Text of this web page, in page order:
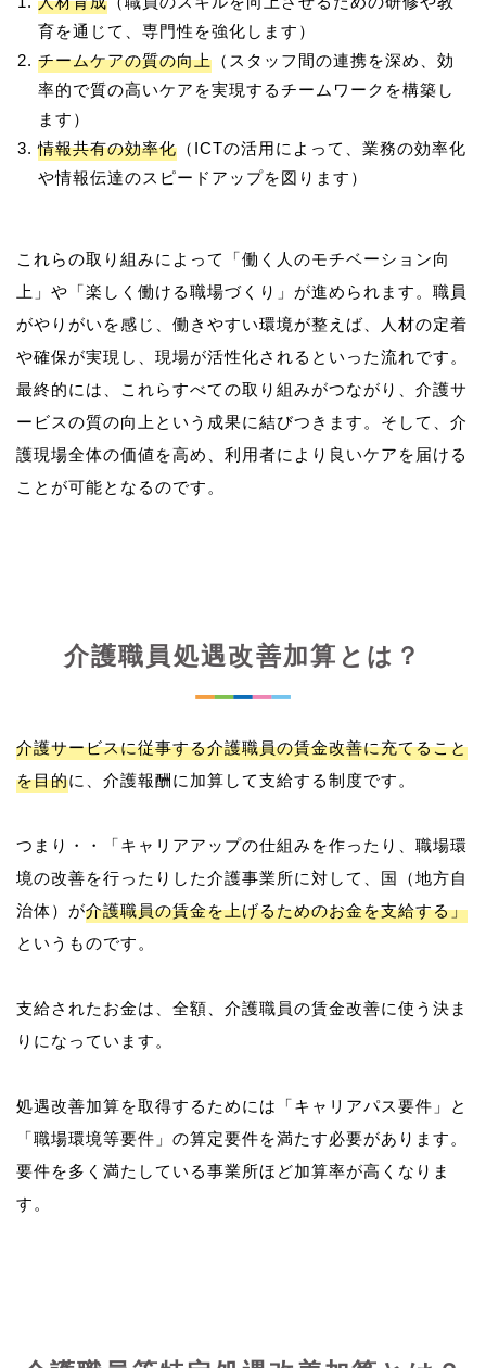
育を通じて、専門性を強化します）
チームケアの質の向上 （スタッフ間の連携を深め、効
率的で質の高いケアを実現するチームワークを構築し
ます）
情報共有の効率化 （ICTの活用によって、業務の効率化
や情報伝達のスピードアップを図ります）
これらの取り組みによって「働く人のモチベーション向
上」や「楽しく働ける職場づくり」が進められます。職員
がやりがいを感じ、働きやすい環境が整えば、人材の定着
や確保が実現し、現場が活性化されるといった流れです。
最終的には、これらすべての取り組みがつながり、介護サ
ービスの質の向上という成果に結びつきます。そして、介
護現場全体の価値を高め、利用者により良いケアを届ける
介護職員処遇改善加算とは？
介護サービスに従事する介護職員の賃金改善に充てること
を目的に、介護報酬に加算して支給する制度です。
つまり・・「キャリアアップの仕組みを作ったり、職場環
境の改善を行ったりした介護事業所に対して、国（地方自
治体）が介護職員の賃金を上げるためのお金を支給する」
というものです。
支給されたお金は、全額、介護職員の賃金改善に使う決ま
りになっています。
処遇改善加算を取得するためには「キャリアパス要件」と
「職場環境等要件」の算定要件を満たす必要があります。
要件を多く満たしている事業所ほど加算率が高くなりま
す。